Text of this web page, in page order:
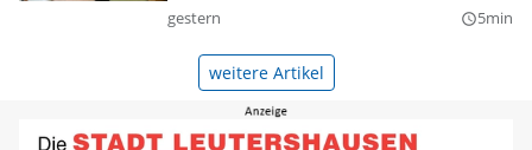
gestern query_builder5min
weitere Artikel